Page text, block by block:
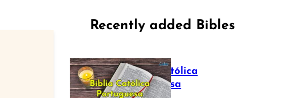
Recently added Bibles
Bíblia Católica
Portuguesa